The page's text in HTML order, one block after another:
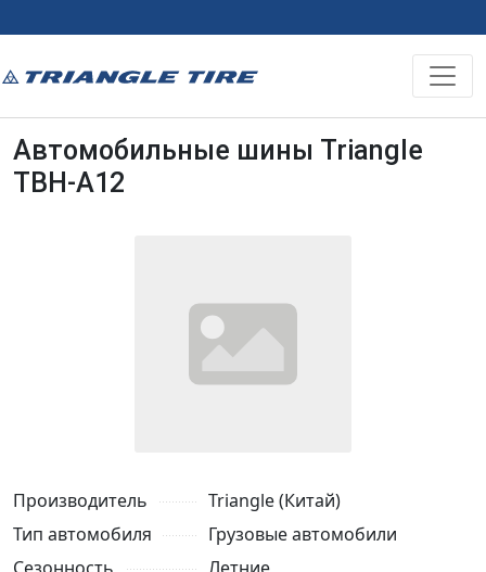
Автомобильные шины Triangle
TBH-A12
Производитель
Triangle (Китай)
Тип автомобиля
Грузовые автомобили